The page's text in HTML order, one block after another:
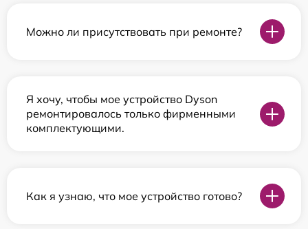
Можно ли присутствовать при ремонте?
Я хочу, чтобы мое устройство Dyson
ремонтировалось только фирменными
комплектующими.
Как я узнаю, что мое устройство готово?